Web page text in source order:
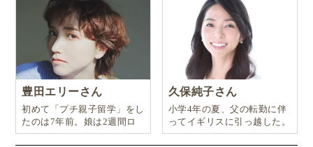
豊田エリーさん
初めて「プチ親子留学」をし
たのは7年前。娘は2週間ロ
ンドンのサマースクールに通
久保純子さん
小学4年の夏、父の転勤に伴
ってイギリスに引っ越した。